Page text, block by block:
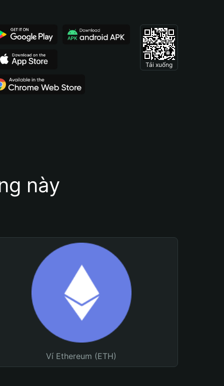
Tải xuống
này
Ví Ethereum (ETH)